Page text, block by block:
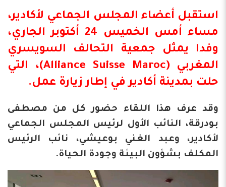
استقبل أعضاء المجلس الجماعي لأكادير،
مساء أمس الخميس 24 أكتوبر الجاري،
وفدا يمثل جمعية التحالف السويسري
المغربي (Alliance Suisse Maroc)، التي
حلت بمدينة أكاديرفي إطار زيارة عمل.
وقد عرف هذا اللقاء حضور كل من مصطفى
بودرقة، النائب الأول لرئيس المجلس الجماعي
لأكادير، وعبد الغني بوعيشي، نائب الرئيس
المكلف بشؤون البيئة وجودة الحياة.